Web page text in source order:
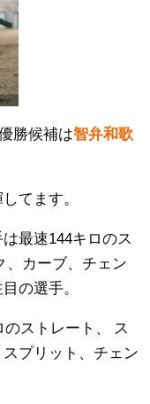
勝候補は智弁和歌
てます。
は最速144キロのス
、カーブ、チェン
の選手。
ストレート、
ス
プリット、チェン